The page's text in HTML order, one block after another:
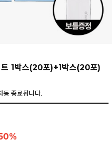
1박스(20포)+1박스(20포)
동 종료됩니다.
%